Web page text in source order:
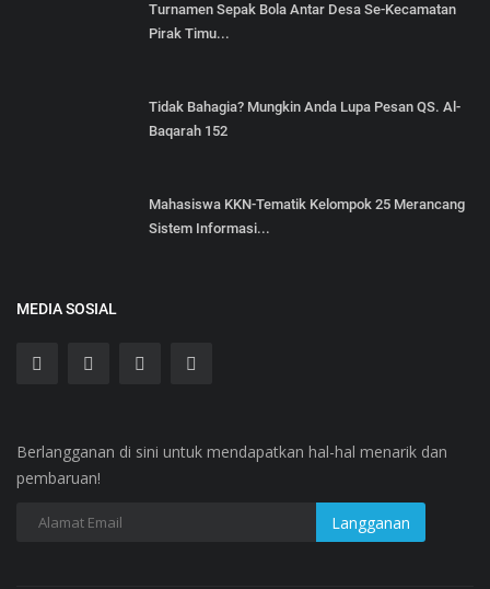
Turnamen Sepak Bola Antar Desa Se-Kecamatan
Pirak Timu...
Tidak Bahagia? Mungkin Anda Lupa Pesan QS. Al-
Baqarah 152
Mahasiswa KKN-Tematik Kelompok 25 Merancang
Sistem Informasi...
MEDIA SOSIAL
Berlangganan di sini untuk mendapatkan hal-hal menarik dan
pembaruan!